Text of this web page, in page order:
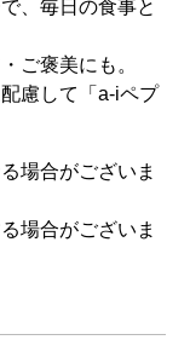
、毎日の食事と
ご褒美にも。
慮して「a-iペプ
場合がございま
場合がございま